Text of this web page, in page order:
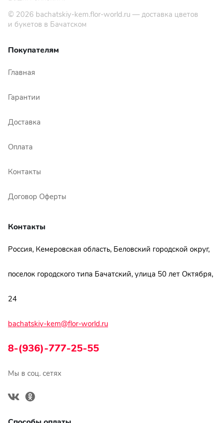
© 2026 bachatskiy-kem.flor-world.ru — доставка цветов
и букетов в Бачатском
Покупателям
Главная
Гарантии
Доставка
Оплата
Контакты
Договор Оферты
Контакты
Россия, Кемеровская область, Беловский городской округ,
поселок городского типа Бачатский, улица 50 лет Октября,
24
bachatskiy-kem@flor-world.ru
8-(936)-777-25-55
Мы в соц. сетях